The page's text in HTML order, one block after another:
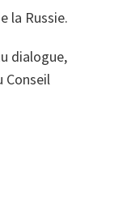
la Russie.
dialogue,
Conseil